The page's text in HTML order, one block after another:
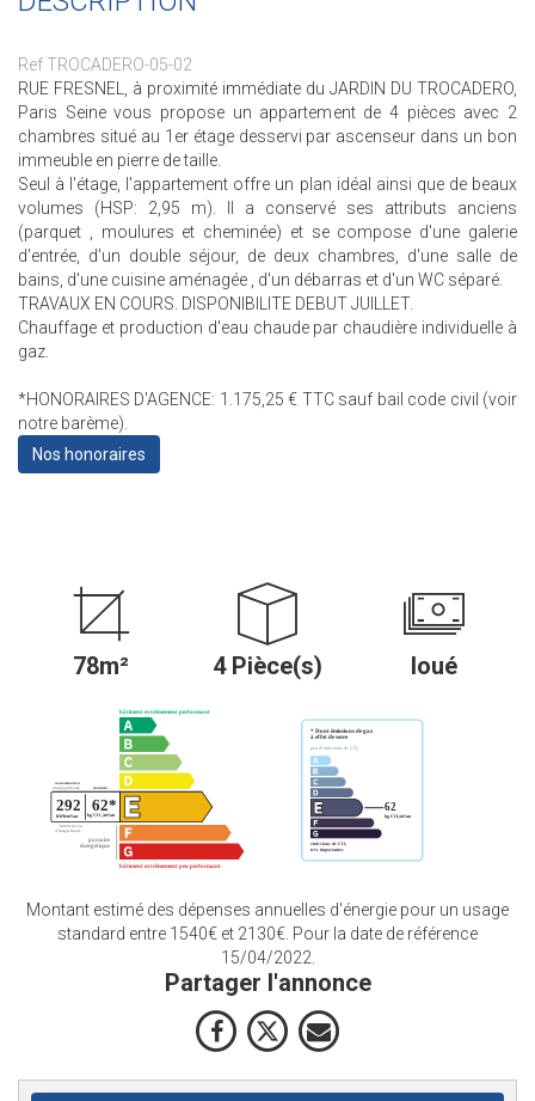
Ref TROCADERO-05-02
RUE FRESNEL, à proximité immédiate du JARDIN DU TROCADERO,
Paris Seine vous propose un appartement de 4 pièces avec 2
chambres situé au 1er étage desservi par ascenseur dans un bon
immeuble en pierre de taille.
Seul à l'étage, l'appartement offre un plan idéal ainsi que de beaux
volumes (HSP: 2,95 m). Il a conservé ses attributs anciens
(parquet , moulures et cheminée) et se compose d'une galerie
d'entrée, d'un double séjour, de deux chambres, d'une salle de
bains, d'une cuisine aménagée , d'un débarras et d'un WC séparé.
TRAVAUX EN COURS. DISPONIBILITE DEBUT JUILLET.
Chauffage et production d'eau chaude par chaudière individuelle à
gaz.
*HONORAIRES D'AGENCE: 1.175,25 € TTC sauf bail code civil (voir
notre barème).
Nos honoraires
78m² 4 Pièce(s) loué
Montant estimé des dépenses annuelles d'énergie pour un usage
standard entre 1540€ et 2130€. Pour la date de référence
15/04/2022.
Partager l'annonce